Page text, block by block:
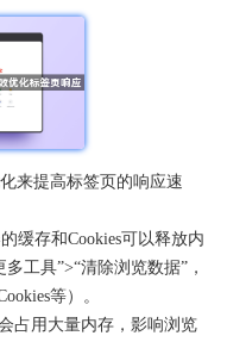
来提高标签页的响应速
缓存和Cookies可以释放内
工具”>“清除浏览数据”，
等）。
占用大量内存，影响浏览